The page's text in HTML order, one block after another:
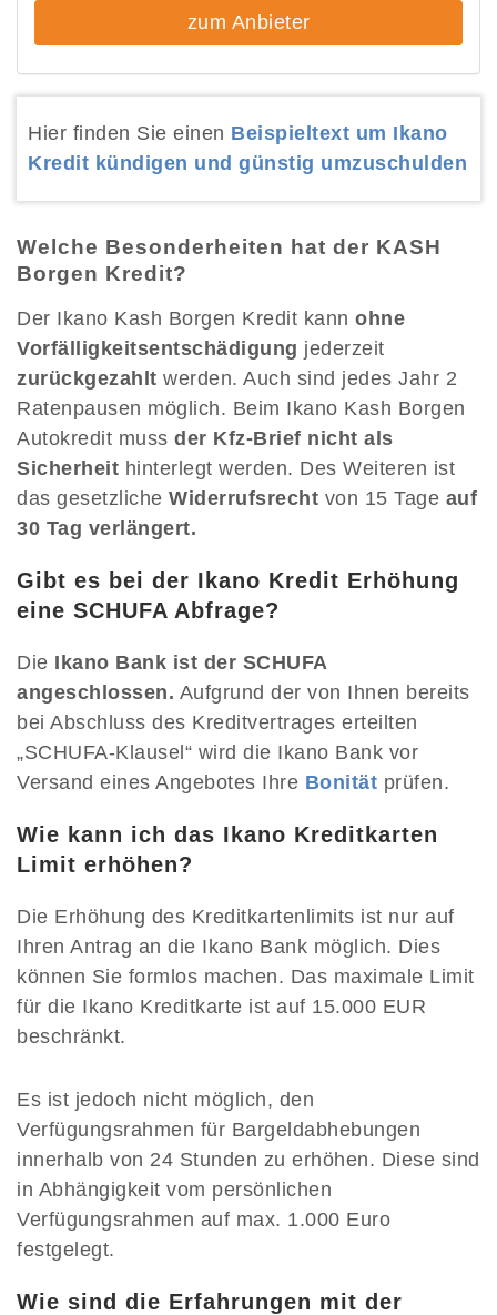
zum Anbieter
Hier finden Sie einen Beispieltext um Ikano
Kredit kündigen und günstig umzuschulden
Welche Besonderheiten hat der KASH
Borgen Kredit?
Der Ikano Kash Borgen Kredit kann ohne
Vorfälligkeitsentschädigung jederzeit
zurückgezahlt werden. Auch sind jedes Jahr 2
Ratenpausen möglich. Beim Ikano Kash Borgen
Autokredit muss der Kfz-Brief nicht als
Sicherheit hinterlegt werden. Des Weiteren ist
das gesetzliche Widerrufsrecht von 15 Tage auf
30 Tag verlängert.
Gibt es bei der Ikano Kredit Erhöhung
eine SCHUFA Abfrage?
Die Ikano Bank ist der SCHUFA
angeschlossen. Aufgrund der von Ihnen bereits
bei Abschluss des Kreditvertrages erteilten
„SCHUFA-Klausel“ wird die Ikano Bank vor
Versand eines Angebotes Ihre Bonität prüfen.
Wie kann ich das Ikano Kreditkarten
Limit erhöhen?
Die Erhöhung des Kreditkartenlimits ist nur auf
Ihren Antrag an die Ikano Bank möglich. Dies
können Sie formlos machen. Das maximale Limit
für die Ikano Kreditkarte ist auf 15.000 EUR
beschränkt.
Es ist jedoch nicht möglich, den
Verfügungsrahmen für Bargeldabhebungen
innerhalb von 24 Stunden zu erhöhen. Diese sind
in Abhängigkeit vom persönlichen
Verfügungsrahmen auf max. 1.000 Euro
festgelegt.
Wie sind die Erfahrungen mit der